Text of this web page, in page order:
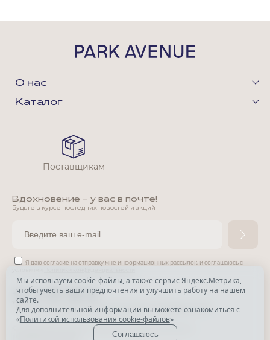
О нас
Каталог
Вдохновение - у вас в почте!
Будьте в курсе последних новостей и акций
Я даю согласие на отправку мне информационных рассылок, и соглашаюсь с
*
Признана экстремистской организацией и запрещена в РФ.
© Park Avenue, 2015 - 2026. Все права защищены
Поставщикам
Мы используем cookie-файлы, а также сервис Яндекс.Метрика,
чтобы учесть ваши предпочтения и улучшить работу на нашем
сайте.
Для дополнительной информации вы можете ознакомиться с
«Политикой использования cookie-файлов»
Соглашаюсь